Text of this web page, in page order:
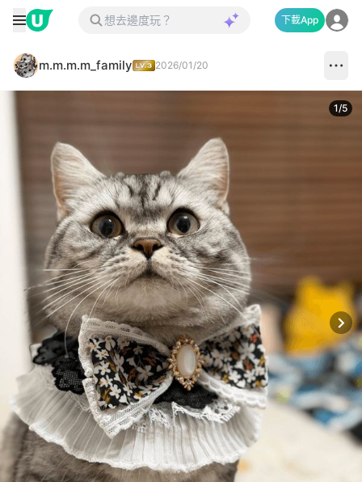
下載App
m.m.m.m_family 2026/01/20
1/5